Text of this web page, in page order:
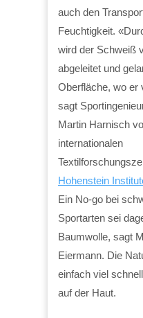
auch den
Feuchtigkeit.
wird der Schweiß
abgeleitet und
Oberfläche, wo er
sagt
Martin Harnisch
internationalen
Hohenstein
Ein No-go bei
Sportarten sei
Baumwolle, sagt
Eiermann. Die
einfach viel
auf der Haut.